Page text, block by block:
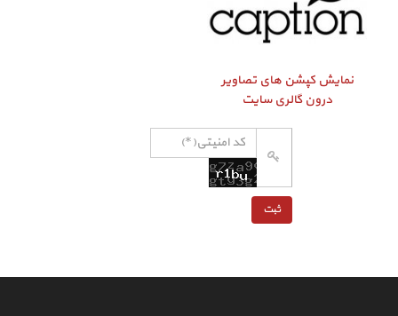
نمایش کپشن‌ های تصاویر
درون گالری سایت